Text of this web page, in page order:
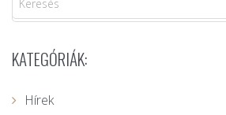
KATEGÓRIÁK:
Hírek